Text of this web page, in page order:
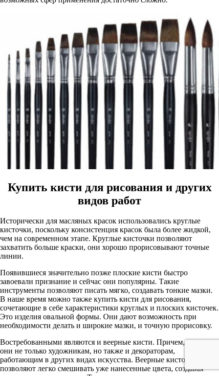
Купить кисти для рисования и других
видов работ
Исторически для масляных красок использовались круглые
кисточки, поскольку консистенция красок была более жидкой,
чем на современном этапе. Круглые кисточки позволяют
захватить больше краски, они хорошо прорисовывают точные
линии.
Появившиеся значительно позже плоские кисти быстро
завоевали признание и сейчас они популярны. Такие
инструменты позволяют писать мягко, создавать тонкие мазки.
В наше время можно также купить кисти для рисования,
сочетающие в себе характеристики круглых и плоских кисточек.
Это изделия овальной формы. Они дают возможность при
необходимости делать и широкие мазки, и точную прорисовку.
Востребованными являются и веерные кисти. Причем, полезны
они не только художникам, но также и декораторам,
работающим в других видах искусства. Веерные кисточки
позволяют легко смешивать уже нанесенные цвета, создавая